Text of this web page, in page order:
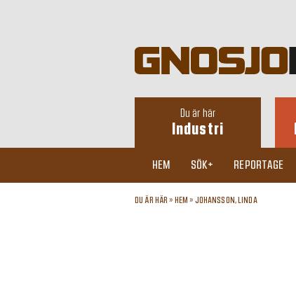
Du är här
Industri
HEM SÖK+ REPORTAGE
DU ÄR HÄR » HEM » JOHANSSON, LINDA